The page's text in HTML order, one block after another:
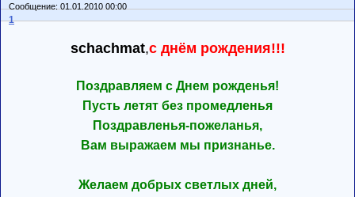
Сообщение: 01.01.2010 00:00
1
schachmat,с днём рождения!!!
Поздравляем с Днем рожденья!
Пусть летят без промедленья
Поздравленья-пожеланья,
Вам выражаем мы признанье.
Желаем добрых светлых дней,